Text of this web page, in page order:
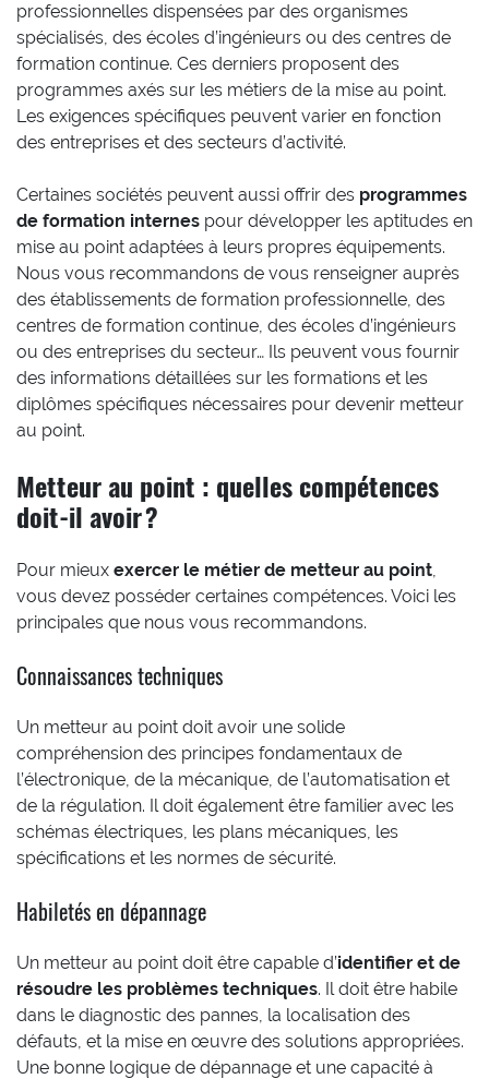
professionnelles dispensées par des organismes
spécialisés, des écoles d’ingénieurs ou des centres de
formation continue. Ces derniers proposent des
programmes axés sur les métiers de la mise au point.
Les exigences spécifiques peuvent varier en fonction
des entreprises et des secteurs d’activité.
Certaines sociétés peuvent aussi offrir des programmes
de formation internes pour développer les aptitudes en
mise au point adaptées à leurs propres équipements.
Nous vous recommandons de vous renseigner auprès
des établissements de formation professionnelle, des
centres de formation continue, des écoles d’ingénieurs
ou des entreprises du secteur… Ils peuvent vous fournir
des informations détaillées sur les formations et les
diplômes spécifiques nécessaires pour devenir metteur
au point.
Metteur au point : quelles compétences
doit-il avoir ?
Pour mieux exercer le métier de metteur au point,
vous devez posséder certaines compétences. Voici les
principales que nous vous recommandons.
Connaissances techniques
Un metteur au point doit avoir une solide
compréhension des principes fondamentaux de
l’électronique, de la mécanique, de l’automatisation et
de la régulation. Il doit également être familier avec les
schémas électriques, les plans mécaniques, les
spécifications et les normes de sécurité.
Habiletés en dépannage
Un metteur au point doit être capable d’identifier et de
résoudre les problèmes techniques. Il doit être habile
dans le diagnostic des pannes, la localisation des
défauts, et la mise en œuvre des solutions appropriées.
Une bonne logique de dépannage et une capacité à